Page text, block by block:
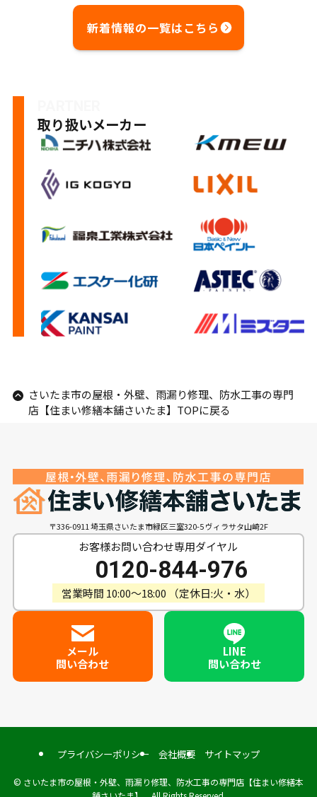
新着情報の一覧はこちら
取り扱いメーカー
さいたま市の屋根・外壁、雨漏り修理、防水工事の専門
店【住まい修繕本舗さいたま】TOPに戻る
〒336-0911 埼玉県さいたま市緑区三室320-5 ヴィラサタ山崎2F
お客様お問い合わせ専用ダイヤル
0120-844-976
営業時間 10:00〜18:00 （定休日:火・水）
メール
問い合わせ
LINE
問い合わせ
プライバシーポリシー 会社概要 サイトマップ
© さいたま市の屋根・外壁、雨漏り修理、防水工事の専門店【住まい修繕本